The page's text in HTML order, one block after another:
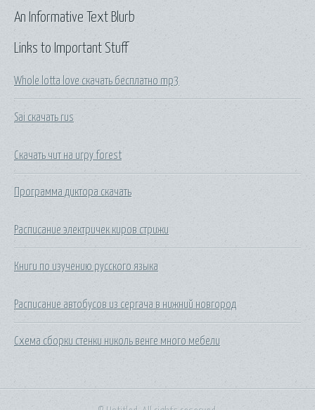
Links to Important Stuff
Whole lotta love скачать бесплатно mp3
Sai скачать rus
Скачать чит на игру forest
Программа диктора скачать
Расписание электричек киров стрижи
Книги по изучению русского языка
Расписание автобусов из сергача в нижний новгород
Схема сборки стенки николь венге много мебели
An Informative Text Blurb